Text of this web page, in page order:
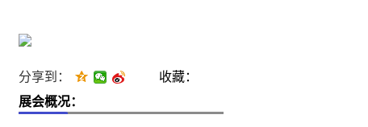
分享到：
收藏：
展会概况：